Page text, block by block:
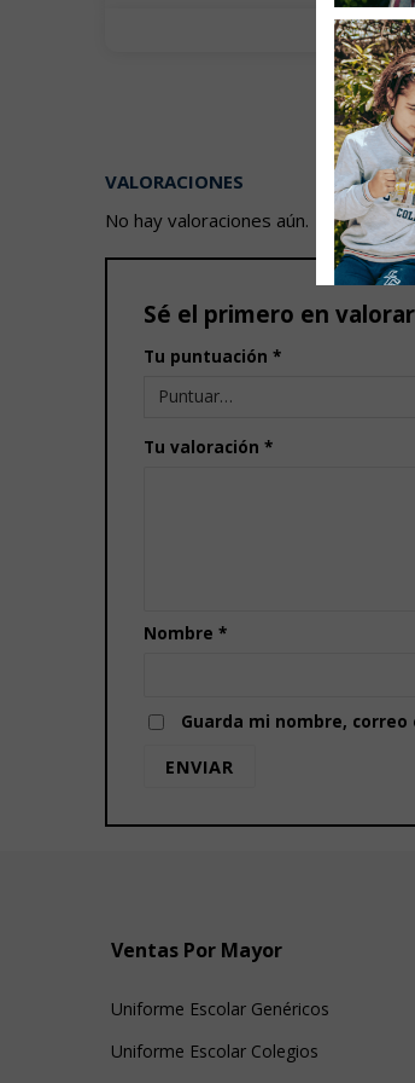
VALORACIONES
No hay valoraciones aún.
Sé el primero en
Tu puntuación *
Tu valoración *
Nombre *
Guarda mi nombre,
Ventas Por Mayor
Uniforme Escolar Genéricos
Uniforme Escolar Colegios